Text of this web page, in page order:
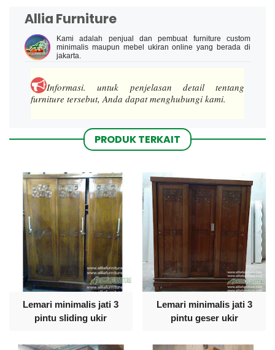
Allia Furniture
Kami adalah penjual dan pembuat furniture custom
minimalis maupun mebel ukiran online yang berada di
jakarta.
Informasi.untuk penjelasan detail tentang
furniture tersebut, Anda dapat menghubungi kami.
PRODUK TERKAIT
Lemari minimalis jati 3
pintu sliding ukir
Lemari minimalis jati 3
pintu geser ukir